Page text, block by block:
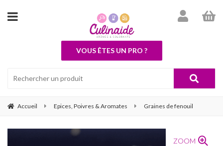
VOUS ÊTES UN PRO ?
Accueil Epices, Poivres & Aromates Graines de fenouil
ZOOM